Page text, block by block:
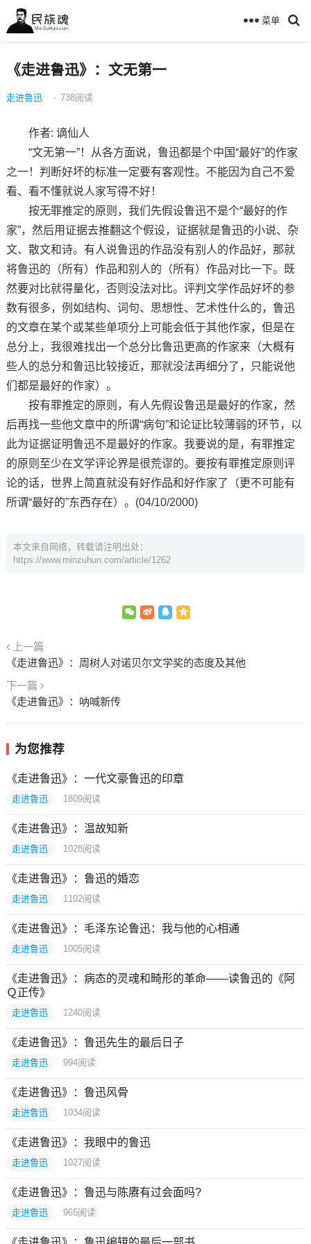
菜单
《走进鲁迅》：文无第一
走进鲁迅 · 738阅读
作者: 谪仙人
“文无第一”！从各方面说，鲁迅都是个中国“最好”的作家
之一！判断好坏的标准一定要有客观性。不能因为自己不爱
看、看不懂就说人家写得不好！
按无罪推定的原则，我们先假设鲁迅不是个“最好的作
家”，然后用证据去推翻这个假设，证据就是鲁迅的小说、杂
文、散文和诗。有人说鲁迅的作品没有别人的作品好，那就
将鲁迅的（所有）作品和别人的（所有）作品对比一下。既
然要对比就得量化，否则没法对比。评判文学作品好坏的参
数有很多，例如结构、词句、思想性、艺术性什么的，鲁迅
的文章在某个或某些单项分上可能会低于其他作家，但是在
总分上，我很难找出一个总分比鲁迅更高的作家来（大概有
些人的总分和鲁迅比较接近，那就没法再细分了，只能说他
们都是最好的作家）。
按有罪推定的原则，有人先假设鲁迅是最好的作家，然
后再找一些他文章中的所谓“病句”和论证比较薄弱的环节，以
此为证据证明鲁迅不是最好的作家。我要说的是，有罪推定
的原则至少在文学评论界是很荒谬的。要按有罪推定原则评
论的话，世界上简直就没有好作品和好作家了（更不可能有
所谓“最好的”东西存在）。(04/10/2000)
本文来自网络，转载请注明出处：
https://www.minzuhun.com/article/1262
上一篇
《走进鲁迅》：周树人对诺贝尔文学奖的态度及其他
下一篇
《走进鲁迅》：呐喊新传
为您推荐
《走进鲁迅》：一代文豪鲁迅的印章
走进鲁迅 1809阅读
《走进鲁迅》：温故知新
走进鲁迅 1028阅读
《走进鲁迅》：鲁迅的婚恋
走进鲁迅 1102阅读
《走进鲁迅》：毛泽东论鲁迅：我与他的心相通
走进鲁迅 1005阅读
《走进鲁迅》：病态的灵魂和畸形的革命——读鲁迅的《阿
Ｑ正传》
走进鲁迅 1240阅读
《走进鲁迅》：鲁迅先生的最后日子
走进鲁迅 994阅读
《走进鲁迅》：鲁迅风骨
走进鲁迅 1034阅读
《走进鲁迅》：我眼中的鲁迅
走进鲁迅 1027阅读
《走进鲁迅》：鲁迅与陈赓有过会面吗?
走进鲁迅 965阅读